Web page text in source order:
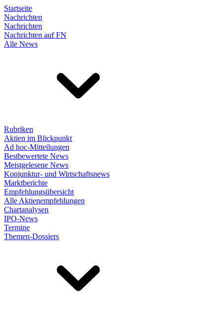
Startseite
Nachrichten
Nachrichten
Nachrichten auf FN
Alle News
Rubriken
Aktien im Blickpunkt
Ad hoc-Mitteilungen
Bestbewertete News
Meistgelesene News
Konjunktur- und Wirtschaftsnews
Marktberichte
Empfehlungsübersicht
Alle Aktienempfehlungen
Chartanalysen
IPO-News
Termine
Themen-Dossiers